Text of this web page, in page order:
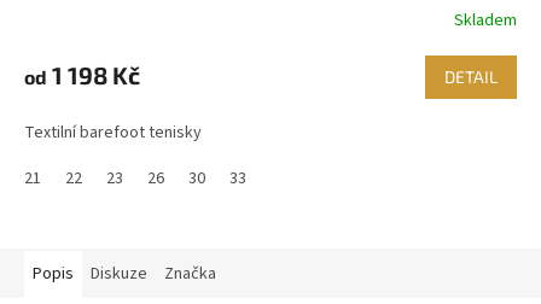
Skladem
od 1 198 Kč DETAIL
Textilní barefoot tenisky
21
22 23 26 30 33
Popis Diskuze Značka